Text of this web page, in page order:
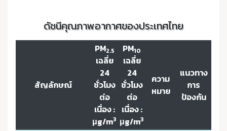
ดัชนีคุณภาพอากาศของประเทศไทย
สัญลักษณ์
PM2.5
เฉลี่ย
24
ชั่วโมง
ต่อ
เนื่อง :
μg/m3
PM10
เฉลี่ย
24
ชั่วโมง
ต่อ
เนื่อง :
μg/m3
ความ
หมาย
แนวทาง
การ
ป้องกัน